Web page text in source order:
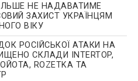
НЕ НАДАВАТИМЕ
ЗАХИСТ УКРАЇНЦЯМ
ВІКУ
РОСІЙСЬКОЇ АТАКИ НА
СКЛАДИ INTERTOP,
ROZETKA ТА